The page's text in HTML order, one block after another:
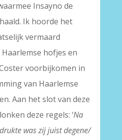
Insayno de
Ik hoorde het
vermaard
hofjes en
voorbijkomen in
van Haarlemse
Aan het slot van deze
deze regels: ‘Na
was zij juist degene/